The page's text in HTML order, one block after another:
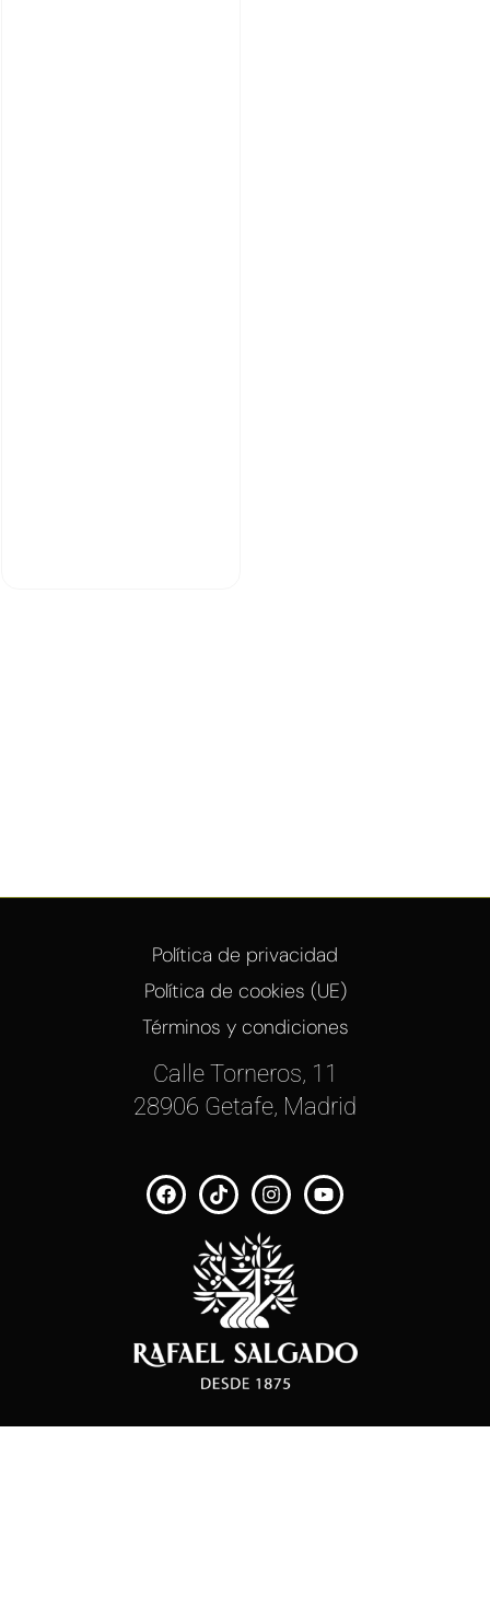
Calle Torneros, 11
28906 Getafe, Madrid
Política de privacidad
Política de cookies (UE)
Términos y condiciones